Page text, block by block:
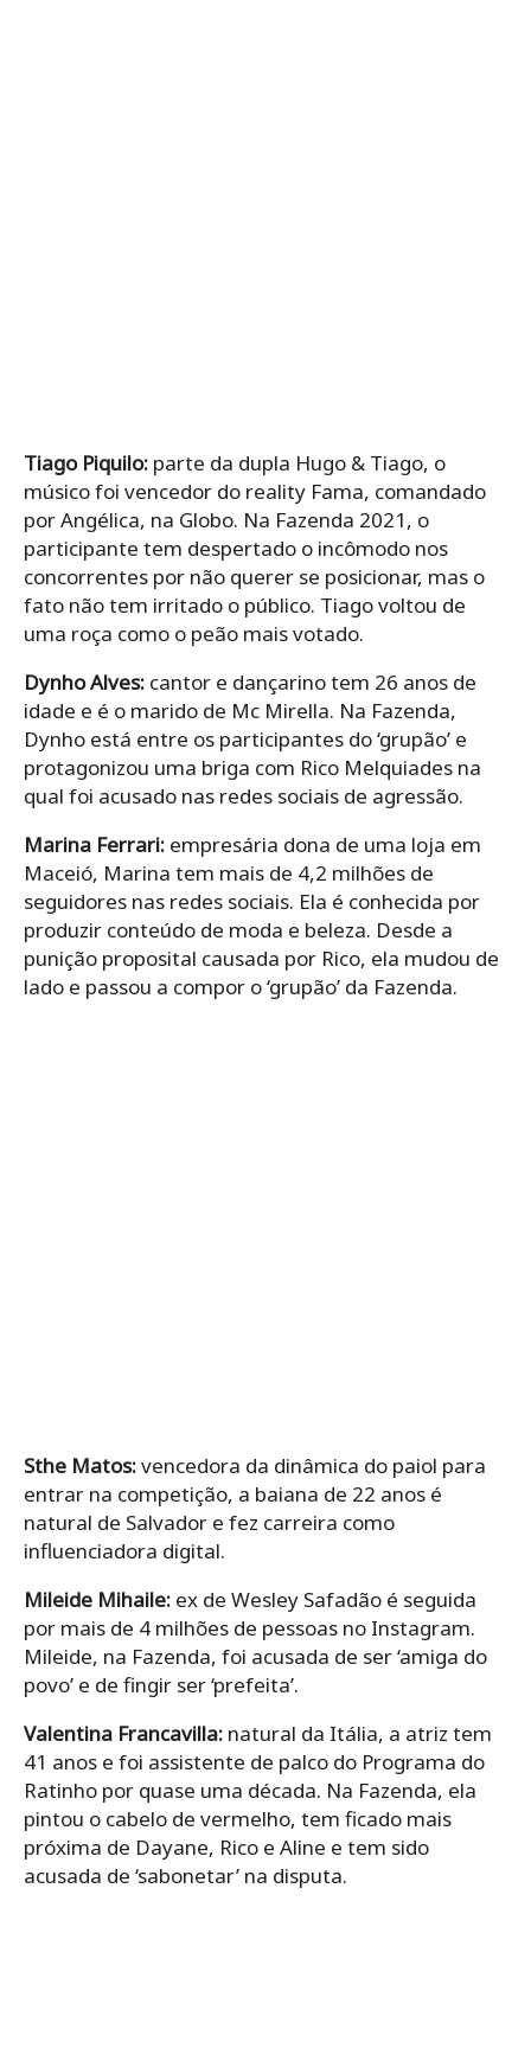
Tiago Piquilo: parte da dupla Hugo & Tiago, o
músico foi vencedor do reality Fama, comandado
por Angélica, na Globo. Na Fazenda 2021, o
participante tem despertado o incômodo nos
concorrentes por não querer se posicionar, mas o
fato não tem irritado o público. Tiago voltou de
uma roça como o peão mais votado.
Dynho Alves: cantor e dançarino tem 26 anos de
idade e é o marido de Mc Mirella. Na Fazenda,
Dynho está entre os participantes do ‘grupão’ e
protagonizou uma briga com Rico Melquiades na
qual foi acusado nas redes sociais de agressão.
Marina Ferrari: empresária dona de uma loja em
Maceió, Marina tem mais de 4,2 milhões de
seguidores nas redes sociais. Ela é conhecida por
produzir conteúdo de moda e beleza. Desde a
punição proposital causada por Rico, ela mudou de
lado e passou a compor o ‘grupão’ da Fazenda.
Sthe Matos:vencedora da dinâmica do paiol para
entrar na competição, a baiana de 22 anos é
natural de Salvador e fez carreira como
influenciadora digital.
Mileide Mihaile: ex de Wesley Safadão é seguida
por mais de 4 milhões de pessoas no Instagram.
Mileide, na Fazenda, foi acusada de ser ‘amiga do
povo’ e de fingir ser ‘prefeita’.
Valentina Francavilla: natural da Itália, a atriz tem
41 anos e foi assistente de palco do Programa do
Ratinho por quase uma década. Na Fazenda, ela
pintou o cabelo de vermelho, tem ficado mais
próxima de Dayane, Rico e Aline e tem sido
acusada de ‘sabonetar’ na disputa.